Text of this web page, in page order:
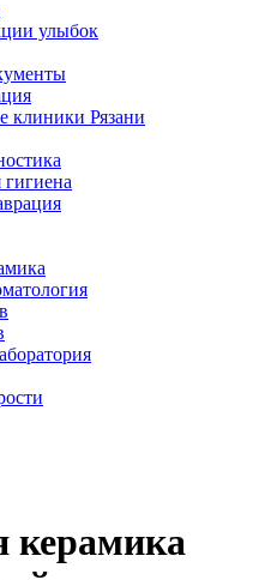
улыбок
клиники Рязани
керамика